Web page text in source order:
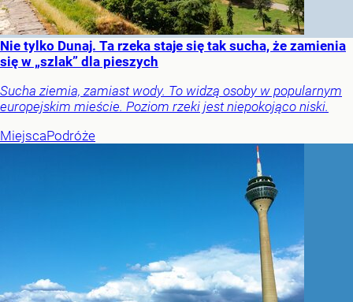
Nie tylko Dunaj. Ta rzeka staje się tak sucha, że zamienia
się w „szlak” dla pieszych
Sucha ziemia, zamiast wody. To widzą osoby w popularnym
europejskim mieście. Poziom rzeki jest niepokojąco niski.
MiejscaPodróże